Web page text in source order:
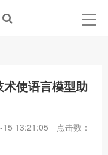
使语言模型助
13:21:05
点击数：